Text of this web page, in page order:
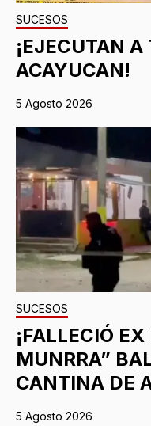
SUCESOS
¡EJECUTAN
ACAYUCAN!
5 Agosto 2026
SUCESOS
¡FALLECIÓ
MUNRRA”
CANTINA DE
5 Agosto 2026